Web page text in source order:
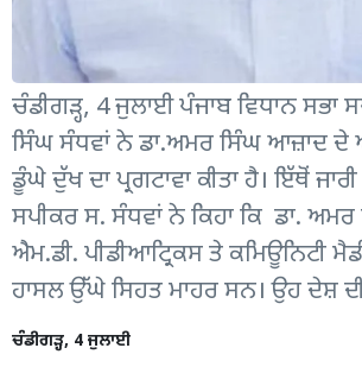
ਚੰਡੀਗੜ੍ਹ, 4 ਜੁਲਾਈ ਪੰਜਾਬ ਵਿਧਾਨ ਸਭਾ
ਸਿੰਘ ਸੰਧਵਾਂ ਨੇ ਡਾ.ਅਮਰ ਸਿੰਘ ਆਜ਼ਾਦ ਦੇ
ਡੂੰਘੇ ਦੁੱਖ ਦਾ ਪ੍ਰਗਟਾਵਾ ਕੀਤਾ ਹੈ। ਇੱਥੋਂ
ਸਪੀਕਰ ਸ. ਸੰਧਵਾਂ ਨੇ ਕਿਹਾ ਕਿ ਡਾ.
ਐਮ.ਡੀ. ਪੀਡੀਆਟ੍ਰਿਕਸ ਤੇ ਕਮਿਊਨਿਟੀ
ਹਾਸਲ ਉੱਘੇ ਸਿਹਤ ਮਾਹਰ ਸਨ। ਉਹ ਦੇਸ਼
ਚੰਡੀਗੜ੍ਹ, 4 ਜੁਲਾਈ